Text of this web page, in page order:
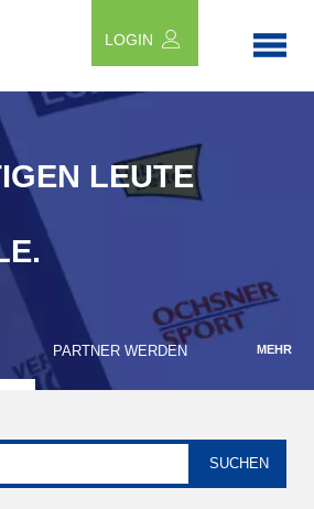
LOGIN
LEUTE
PARTNER WERDEN MEHR